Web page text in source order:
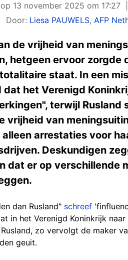
13 november 2025 om 17:27
Door: Liesa PAUWELS, AFP
de vrijheid van
hetgeen ervoor
staat. In een
het Verenigd
terwijl Rusland
vrijheid van
arrestaties voor
Deskundigen
dat er op verschillende
dan Rusland" schreef
in het Verenigd Koninkrijk
zo vervolgt de maker
geuit.